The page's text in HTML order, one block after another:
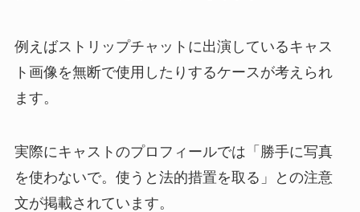
例えばストリップチャットに出演しているキャス
ト画像を無断で使用したりするケースが考えられ
ます。
実際にキャストのプロフィールでは「勝手に写真
を使わないで。使うと法的措置を取る」との注意
文が掲載されています。